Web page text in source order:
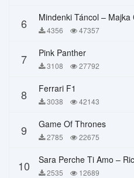
6 4356 47357
7 Pink Panther
3108 27792
8 Ferrari F1
3038 42143
9 Game Of Thrones
2785 22675
10 2535 12689